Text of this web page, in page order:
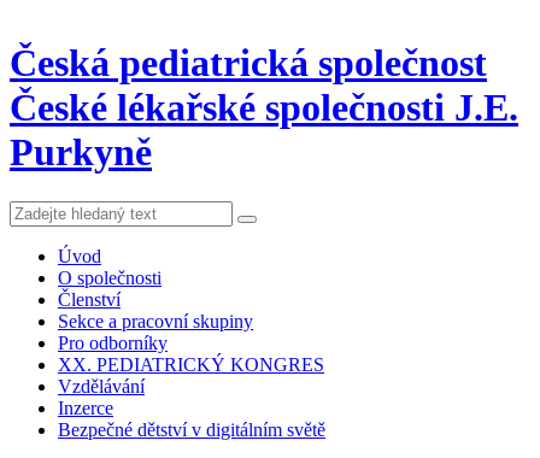
Česká pediatrická společnost
České lékařské společnosti J.E.
Purkyně
Úvod
O společnosti
Členství
Sekce a pracovní skupiny
Pro odborníky
XX. PEDIATRICKÝ KONGRES
Vzdělávání
Inzerce
Bezpečné dětství v digitálním světě